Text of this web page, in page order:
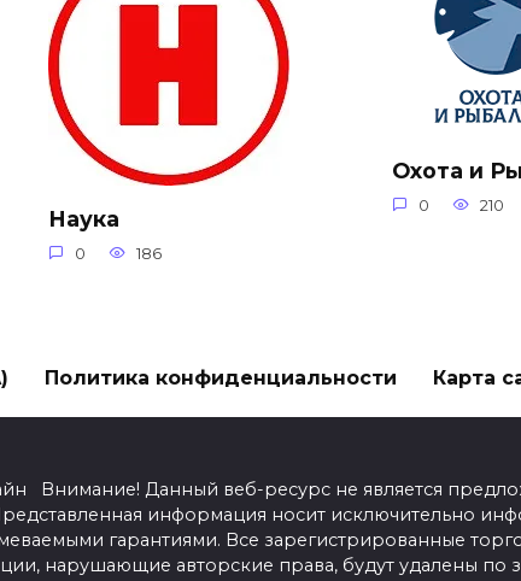
Наука
0 186
Охота и
0 210
Политика конфиденциальности Карта
Внимание! Данный веб-ресурс не является
информация носит исключительно
гарантиями. Все зарегистрированные
нарушающие авторские права, будут удалены по